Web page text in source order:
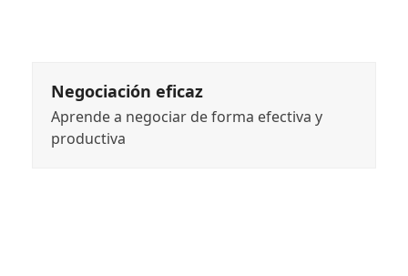
Negociación eficaz
Aprende a negociar de forma efectiva y
productiva